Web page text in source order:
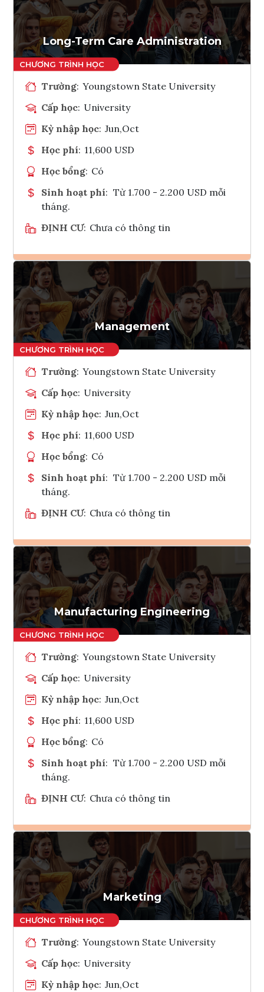
Tham vấn Interlink
Long-Term Care Administration
Trường: Youngstown State University
Cấp học: University
Kỳ nhập học: Jun,Oct
Học phí: 11,600 USD
Học bổng: Có
Sinh hoạt phí: Từ 1.700 - 2.200 USD mỗi
tháng.
ĐỊNH CƯ: Chưa có thông tin
Ghi danh
Tham vấn Interlink
Management
Trường: Youngstown State University
Cấp học: University
Kỳ nhập học: Jun,Oct
Học phí: 11,600 USD
Học bổng: Có
Sinh hoạt phí: Từ 1.700 - 2.200 USD mỗi
tháng.
ĐỊNH CƯ: Chưa có thông tin
Ghi danh
Tham vấn Interlink
Manufacturing Engineering
Trường: Youngstown State University
Cấp học: University
Kỳ nhập học: Jun,Oct
Học phí: 11,600 USD
Học bổng: Có
Sinh hoạt phí: Từ 1.700 - 2.200 USD mỗi
tháng.
ĐỊNH CƯ: Chưa có thông tin
Ghi danh
Tham vấn Interlink
Marketing
Trường: Youngstown State University
Cấp học: University
Kỳ nhập học: Jun,Oct